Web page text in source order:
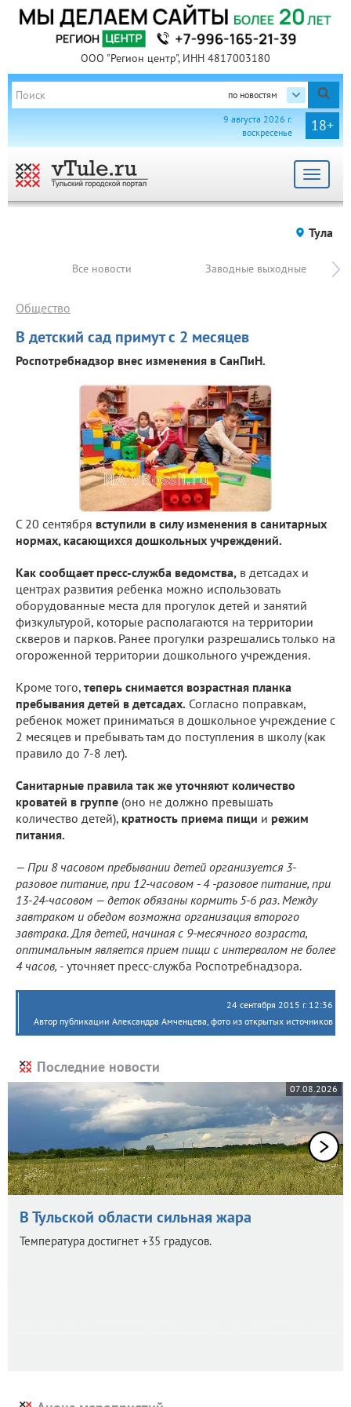
ООО "Регион центр", ИНН 4817003180
по новостям
18+
9 августа 2026 г.
воскресенье
Toggle
Тула
Все новости Заводные выходные
В детский сад примут с 2 месяцев
Общество
Роспотребнадзор внес изменения в СанПиН.
С 20 сентября вступили в силу изменения в санитарных
нормах, касающихся дошкольных учреждений.
Как сообщает пресс-служба ведомства, в детсадах и
центрах развития ребенка можно использовать
оборудованные места для прогулок детей и занятий
физкультурой, которые располагаются на территории
скверов и парков. Ранее прогулки разрешались только на
огороженной территории дошкольного учреждения.
Кроме того, теперь снимается возрастная планка
пребывания детей в детсадах. Согласно поправкам,
ребенок может приниматься в дошкольное учреждение с
2 месяцев и пребывать там до поступления в школу (как
правило до 7-8 лет).
Санитарные правила так же уточняют количество
кроватей в группе (оно не должно превышать
количество детей), кратность приема пищи и режим
питания.
— При 8 часовом пребывании детей организуется 3-
разовое питание, при 12-часовом - 4 -разовое питание, при
13-24-часовом — деток обязаны кормить 5-6 раз. Между
завтраком и обедом возможна организация второго
завтрака. Для детей, начиная с 9-месячного возраста,
оптимальным является прием пищи с интервалом не более
4 часов, - уточняет пресс-служба Роспотребнадзора.
24 сентября 2015 г. 12:36
Автор публикации Александра Амченцева, фото из открытых источников
Последние новости
07.08.2026
В Тульской области сильная жара
Температура достигнет +35 градусов.